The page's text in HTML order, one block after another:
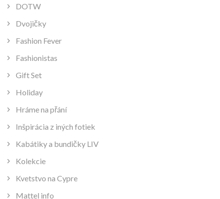
DOTW
Dvojičky
Fashion Fever
Fashionistas
Gift Set
Holiday
Hráme na přání
Inšpirácia z iných fotiek
Kabátiky a bundičky LIV
Kolekcie
Kvetstvo na Cypre
Mattel info